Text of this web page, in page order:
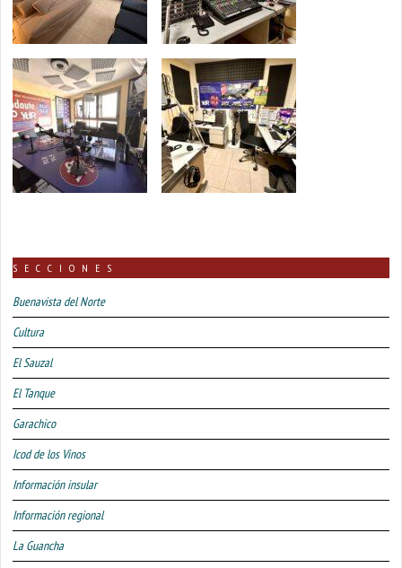
SECCIONES
Buenavista del Norte
Cultura
El Sauzal
El Tanque
Garachico
Icod de los Vinos
Información insular
Información regional
La Guancha